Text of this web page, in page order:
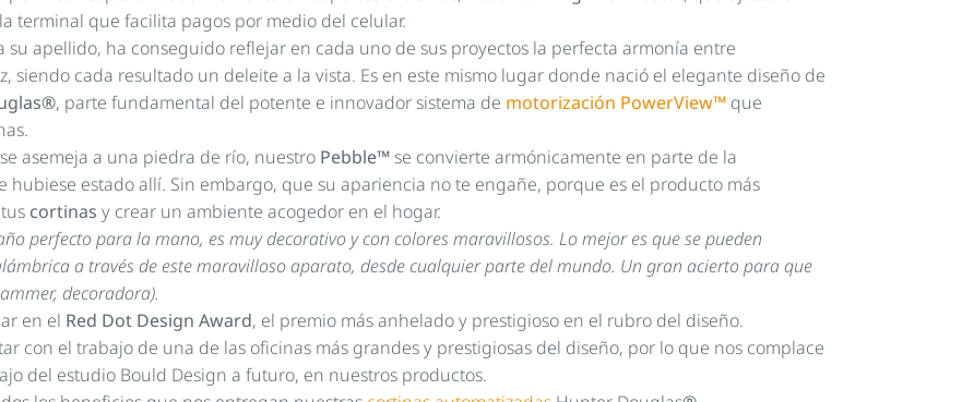
terminal que facilita pagos por medio del celular.
apellido, ha conseguido reflejar en cada uno de sus proyectos la perfecta armonía entre
siendo cada resultado un deleite a la vista. Es en este mismo lugar donde nació el elegante diseño de
, parte fundamental del potente e innovador sistema de motorización PowerView™ que
asemeja a una piedra de río, nuestro Pebble™se convierte armónicamente en parte de la
estado allí. Sin embargo, que su apariencia no te engañe, porque es el producto más
cortinas y crear un ambiente acogedor en el hogar.
perfecto para la mano, es muy decorativo y con colores maravillosos. Lo mejor es que se pueden
a través de este maravilloso aparato, desde cualquier parte del mundo. Un gran acierto para que
decoradora).
en el Red Dot Design Award, el premio más anhelado y prestigioso en el rubro del diseño.
con el trabajo de una de las oficinas más grandes y prestigiosas del diseño, por lo que nos complace
del estudio Bould Design a futuro, en nuestros productos.